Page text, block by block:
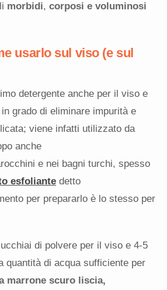
morbidi, corposi e voluminosi
usarlo sul viso (e sul
detergente anche per il viso e
grado di eliminare impurità e
viene infatti utilizzato da
anche
e nei bagni turchi, spesso
esfoliante detto
per prepararlo è lo stesso per
di polvere per il viso e 4-5
quantità di acqua sufficiente per
marrone scuro liscia,